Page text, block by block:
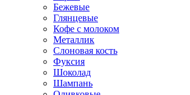
Бежевые
Глянцевые
Кофе с молоком
Металлик
Слоновая кость
Фуксия
Шоколад
Шампань